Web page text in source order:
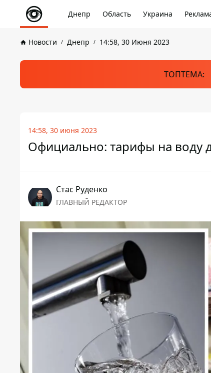
Днепр Область Украина
Новости Днепр 14:58, 30 Июня 2023
ТОПТЕМА:
14:58, 30 июня 2023
Официально: тарифы на воду
Стаc Руденко
ГЛАВНЫЙ РЕДАКТОР